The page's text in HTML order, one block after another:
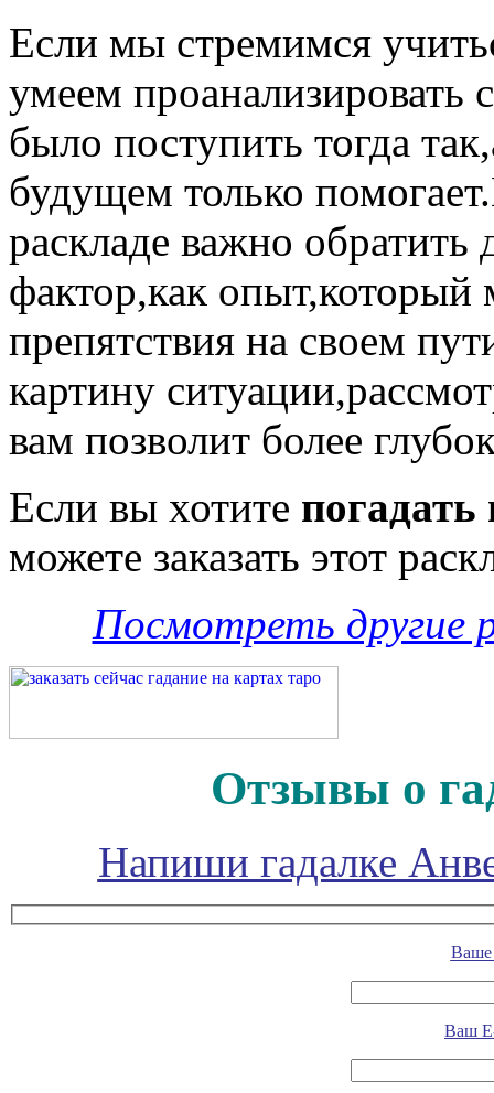
Если мы стремимся
умеем проанализировать
было поступить тогда
будущем только
раскладе важно
фактор,как
препятствия на своем
картину
вам позволит более
Если вы хотите
можете заказать этот
Посмотреть другие
Отзывы о
Напиши гадалке
Ваше
Ваш